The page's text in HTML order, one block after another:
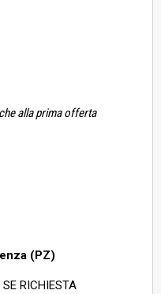
alla prima offerta
(PZ)
RICHIESTA